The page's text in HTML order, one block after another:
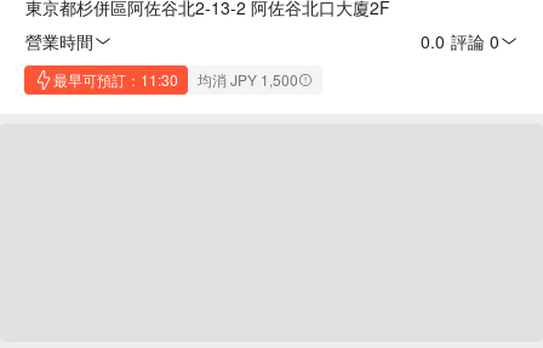
東京都杉併區阿佐谷北2-13-2 阿佐谷北口大廈2F
營業時間
0.0 評論 0
最早可預訂：11:30 均消 JPY 1,500